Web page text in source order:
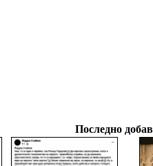
Последно